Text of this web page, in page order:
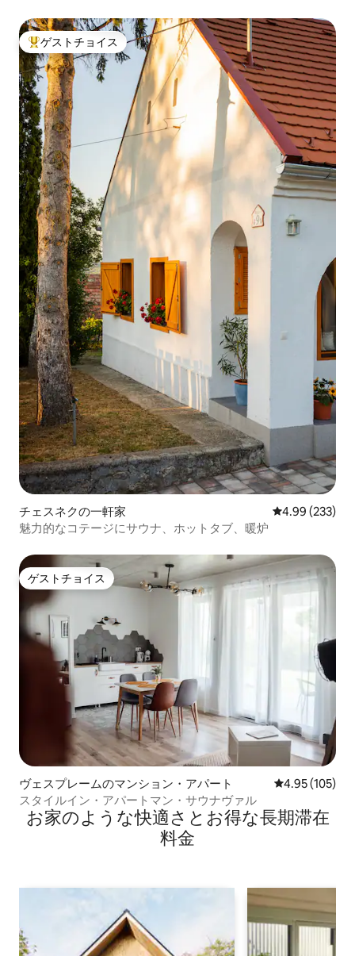
大好評のゲストチョイスです。
ゲストチョイス
チェスネクの一軒家 レビュー233
4.99 (233)
魅力的なコテージにサウナ、ホットタブ、暖炉
ゲストチョイス
ゲストチョイス
ヴェスプレームのマンション・アパート レビュー105
4.95 (105)
スタイルイン・アパートマン・サウナヴァル
お家のような快⁠適⁠さ⁠とお⁠得⁠な長⁠期⁠滞⁠在
料⁠金